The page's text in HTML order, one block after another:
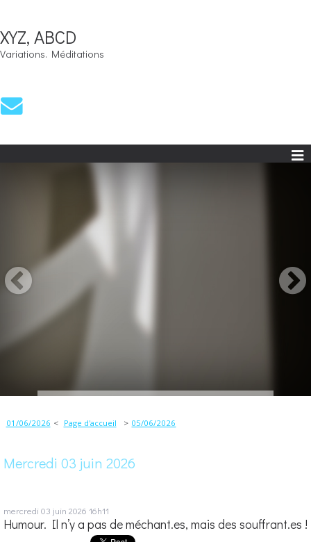
XYZ, ABCD
Variations. Méditations
01/06/2026 Page d'accueil 05/06/2026
Mercredi 03 juin 2026
mercredi 03 juin 2026 16h11
Humour. Il n’y a pas de méchant.es, mais des souffrant.es !